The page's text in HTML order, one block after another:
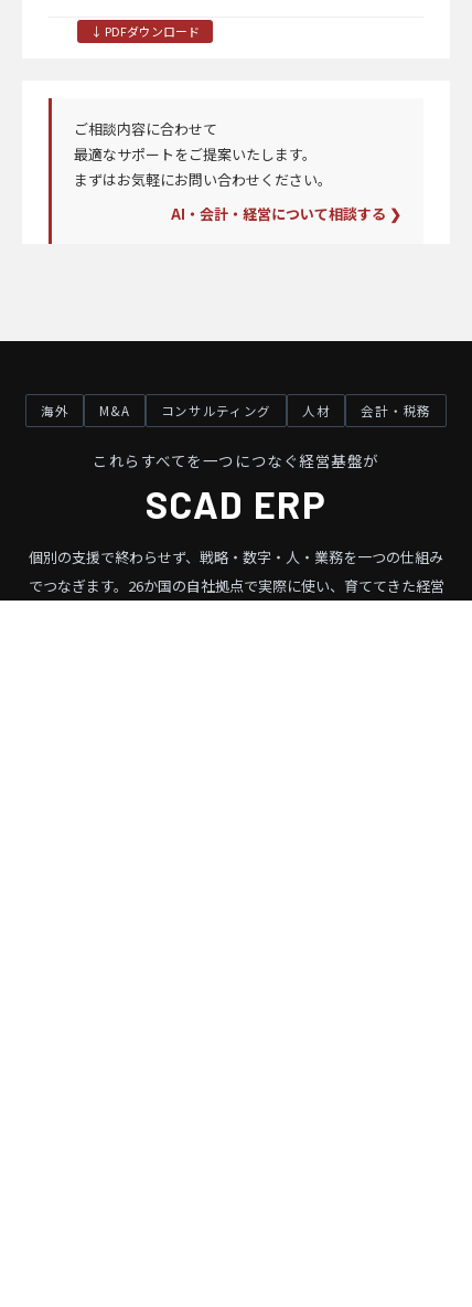
↓ PDFダウンロード
ご相談内容に合わせて
最適なサポートをご提案いたします。
まずはお気軽にお問い合わせください。
AI・会計・経営について相談する ❯
海外 M&A コンサルティング 人材 会計・税務
これらすべてを一つにつなぐ経営基盤が
SCAD ERP
個別の支援で終わらせず、戦略・数字・人・業務を一つの仕組み
でつなぎます。 26か国の自社拠点で実際に使い、育ててきた経営